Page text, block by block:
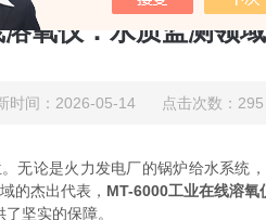
氧仪：水质监测领
时间：2026-05-14 点击次数：295
论是火力发电厂的锅炉给水系统
的杰出代表， MT-6000工业在线溶氧
坚实的保障。